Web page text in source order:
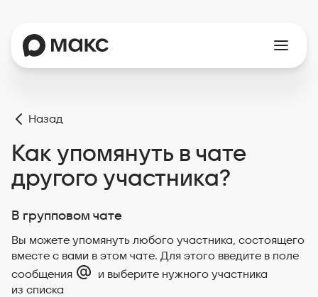
Назад
Как упомянуть в чате
другого участника?
В групповом чате
Вы можете упомянуть любого участника, состоящего
вместе с вами в этом чате. Для этого введите в поле
сообщения
и выберите нужного участника
из списка